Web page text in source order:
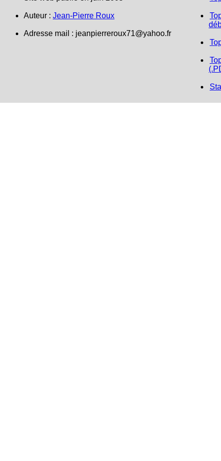
Auteur : Jean-Pierre Roux
Adresse mail : jeanpierreroux71@yahoo.fr